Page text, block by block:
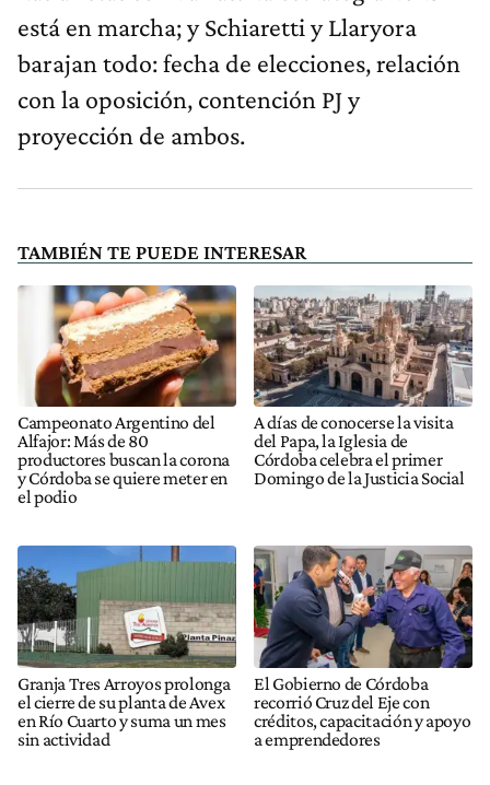
está en marcha; y Schiaretti y Llaryora
barajan todo: fecha de elecciones, relación
con la oposición, contención PJ y
proyección de ambos.
TAMBIÉN TE PUEDE INTERESAR
Campeonato Argentino del
Alfajor: Más de 80
productores buscan la corona
y Córdoba se quiere meter en
el podio
A días de conocerse la visita
del Papa, la Iglesia de
Córdoba celebra el primer
Domingo de la Justicia Social
Granja Tres Arroyos prolonga
el cierre de su planta de Avex
en Río Cuarto y suma un mes
sin actividad
El Gobierno de Córdoba
recorrió Cruz del Eje con
créditos, capacitación y apoyo
a emprendedores